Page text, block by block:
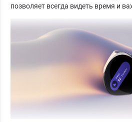
позволяет всегда видеть время и